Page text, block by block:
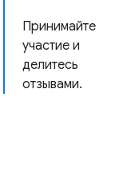
Принимайте
участие и
делитесь
отзывами.